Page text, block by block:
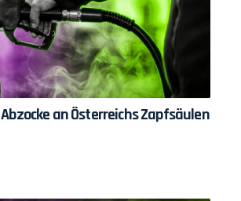
Abzocke an Österreichs Zapfsäulen